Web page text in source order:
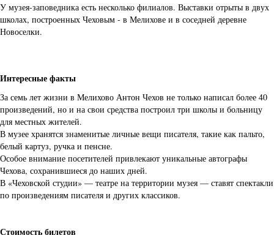
У музея-заповедника есть несколько филиалов. Выставки отрыты в двух
школах, построенных Чеховым - в Мелихове и в соседней деревне
Новоселки.
Интересные факты
За семь лет жизни в Мелихово Антон Чехов не только написал более 40
произведений, но и на свои средства построил три школы и больницу
для местных жителей.
В музее хранятся знаменитые личные вещи писателя, такие как пальто,
белый картуз, ручка и пенсне.
Особое внимание посетителей привлекают уникальные автографы
Чехова, сохранившиеся до наших дней.
В «Чеховской студии» — театре на территории музея — ставят спектакли
по произведениям писателя и других классиков.
Стоимость билетов